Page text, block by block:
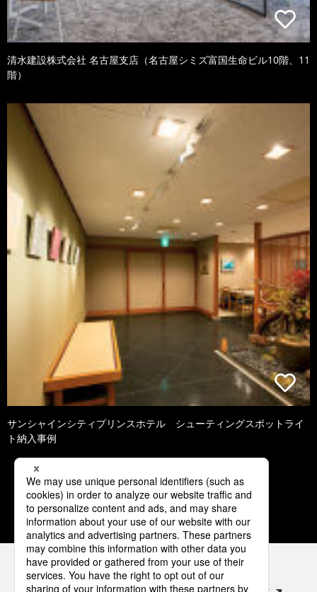
清水建設株式会社 名古屋支店（名古屋シミズ富国生命ビル10階、11
階）
サンシャインシティプリンスホテル シューティングスポットライ
ト納入事例
1 2 3 4 5
パナソニックの電気設備 SNSアカウント